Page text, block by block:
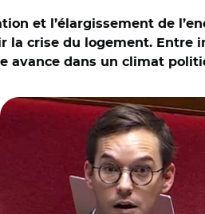
et l’élargissement de
la crise du logement. Entre
avance dans un climat